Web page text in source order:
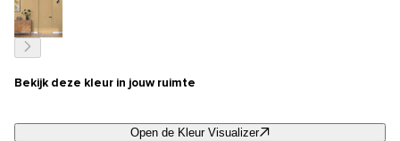
Bekijk deze kleur in jouw ruimte
Open de Kleur Visualizer